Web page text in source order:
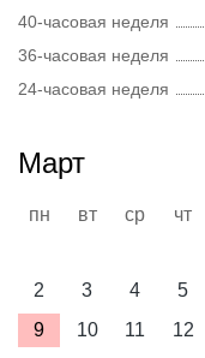
40-часовая неделя
36-часовая неделя
24-часовая неделя
Март
пн вт ср чт
2
3 4 5
9
10 11 12